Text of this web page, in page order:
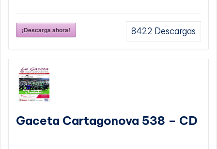
¡Descarga ahora! 8422 Descargas
Gaceta Cartagonova 538 – CD